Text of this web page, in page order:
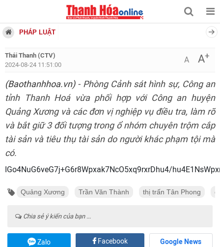
PHÁP LUẬT
Thái Thanh (CTV)
2024-08-24 11:51:00
A A+
(Baothanhhoa.vn)- Phòng Cảnh sát hình sự, Công an
tỉnh Thanh Hoá vừa phối hợp với Công an huyện
Quảng Xương và các đơn vị nghiệp vụ điều tra, làm rõ
và bắt giữ 3 đối tượng trong ổ nhóm chuyên trộm cắp
tài sản và tiêu thụ tài sản do người khác phạm tội mà
có.
IGo4NuG6veG7j+G6r8Wpxak7NcO5xq9rxrDhu4/
Quảng Xương Trần Văn Thành thị trấn Tân Phong
Chia sẻ ý kiến của bạn ...
Zalo Facebook Google News